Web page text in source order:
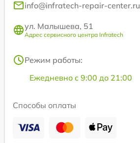
info@infratech-repair-center.ru
ул. Малышева, 51
Адрес сервисного центра Infratech
Режим работы:
Ежедневно с 9:00 до 21:00
Способы оплаты